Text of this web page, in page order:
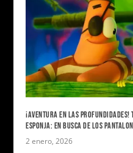
¡AVENTURA EN LAS
ESPONJA: EN BUSCA DE LOS
2 enero, 2026